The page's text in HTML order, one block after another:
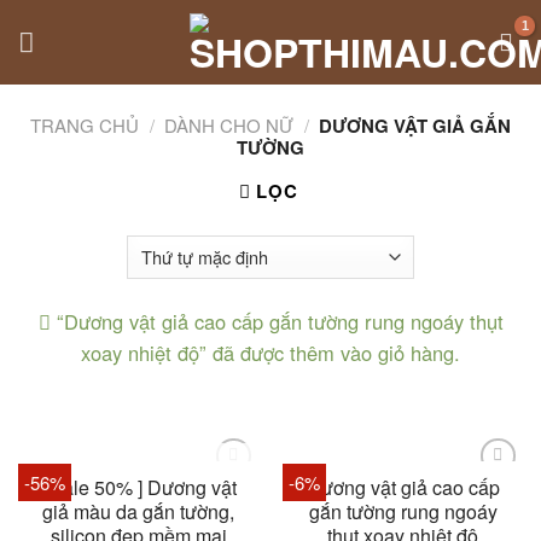
TRANG CHỦ / DÀNH CHO NỮ / DƯƠNG VẬT GIẢ GẮN
TƯỜNG
LỌC
“Dương vật giả cao cấp gắn tường rung ngoáy thụt
xoay nhiệt độ” đã được thêm vào giỏ hàng.
-56% HẾT HÀNG
[ Sale 50% ] Dương vật
giả màu da gắn tường,
silicon đẹp mềm mại
-6%Dương vật giả cao cấp
gắn tường rung ngoáy
thụt xoay nhiệt độ